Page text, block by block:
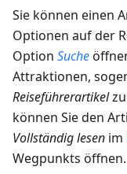
Sie können einen
Optionen auf der
Option Suche
Attraktionen,
Reiseführerartikel
können Sie den
Vollständig lesen im
Wegpunkts öffnen.